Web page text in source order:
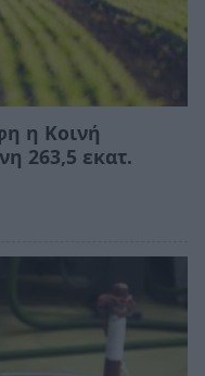
η Κοινή
263,5 εκατ.